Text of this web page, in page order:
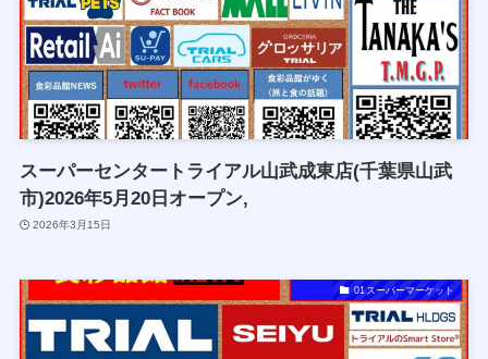
スーパーセンタートライアル山武成東店(千葉県山武
市)2026年5月20日オープン,
2026年3月15日
01スーパーマーケット